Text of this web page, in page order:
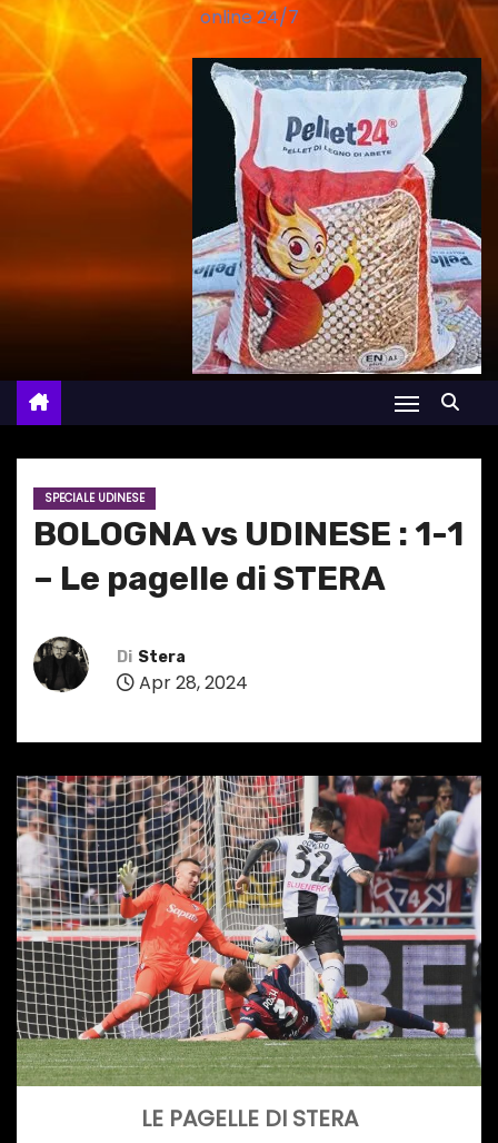
online 24/7
SPECIALE UDINESE
BOLOGNA vs UDINESE : 1-1
– Le pagelle di STERA
Di Stera
Apr 28, 2024
LE PAGELLE DI STERA